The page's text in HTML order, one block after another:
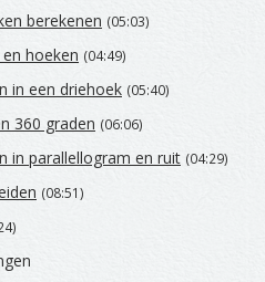
berekenen (05:03)
hoeken (04:49)
in een driehoek (05:40)
360 graden (06:06)
in parallellogram en ruit (04:29)
(08:51)